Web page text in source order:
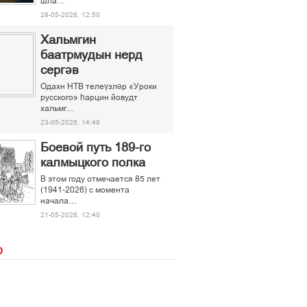
28-05-2026, 12:50
Хальмгин
баатрмудын нерд
сергәв
Одахн НТВ телеүзләр «Уроки
русского» һарцин йовудт
хальмг…
23-05-2026, 14:49
Боевой путь 189-го
калмыцкого полка
В этом году отмечается 85 лет
(1941-2026) с момента
начала…
21-05-2026, 12:40